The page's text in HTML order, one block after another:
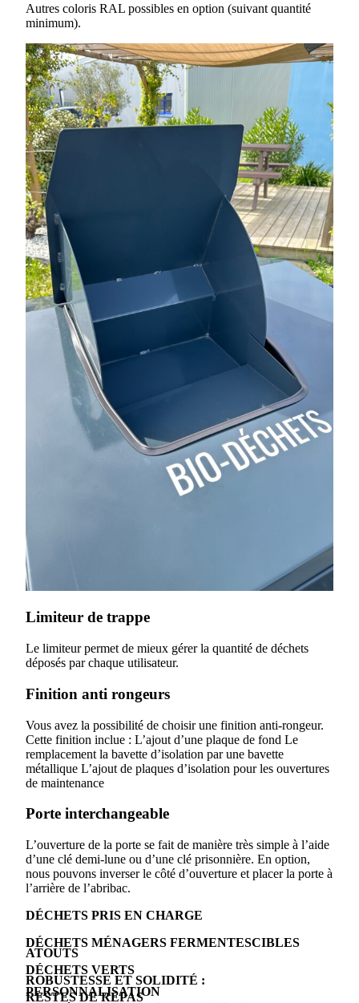
Autres coloris RAL possibles en option (suivant quantité
minimum).
Limiteur de trappe
Le limiteur permet de mieux gérer la quantité de déchets
déposés par chaque utilisateur.
Finition anti rongeurs
Vous avez la possibilité de choisir une finition anti-rongeur.
Cette finition inclue : L’ajout d’une plaque de fond Le
remplacement la bavette d’isolation par une bavette
métallique L’ajout de plaques d’isolation pour les ouvertures
de maintenance
Porte interchangeable
L’ouverture de la porte se fait de manière très simple à l’aide
d’une clé demi-lune ou d’une clé prisonnière. En option,
nous pouvons inverser le côté d’ouverture et placer la porte à
l’arrière de l’abribac.
DÉCHETS PRIS EN CHARGE
DÉCHETS MÉNAGERS FERMENTESCIBLES
DÉCHETS VERTS
RESTES DE REPAS
ATOUTS
ROBUSTESSE ET SOLIDITÉ :
PERSONNALISATION